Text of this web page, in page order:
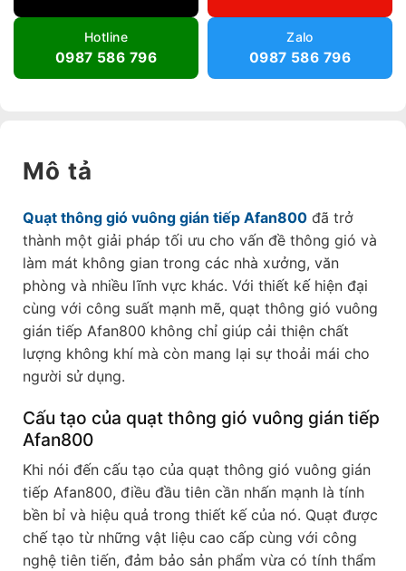
Hotline
0987 586 796
Zalo
0987 586 796
Mô tả
Quạt thông gió vuông gián tiếp Afan800 đã trở
thành một giải pháp tối ưu cho vấn đề thông gió và
làm mát không gian trong các nhà xưởng, văn
phòng và nhiều lĩnh vực khác. Với thiết kế hiện đại
cùng với công suất mạnh mẽ, quạt thông gió vuông
gián tiếp Afan800 không chỉ giúp cải thiện chất
lượng không khí mà còn mang lại sự thoải mái cho
người sử dụng.
Cấu tạo của quạt thông gió vuông gián tiếp
Afan800
Khi nói đến cấu tạo của quạt thông gió vuông gián
tiếp Afan800, điều đầu tiên cần nhấn mạnh là tính
bền bỉ và hiệu quả trong thiết kế của nó. Quạt được
chế tạo từ những vật liệu cao cấp cùng với công
nghệ tiên tiến, đảm bảo sản phẩm vừa có tính thẩm